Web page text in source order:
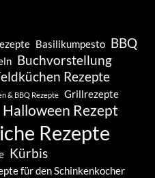
Basilikumpesto BBQ
Buchvorstellung
Rezepte
& BBQ Rezepte
Grillrezepte
Halloween Rezept
Rezepte
Kürbis
für den Schinkenkocher